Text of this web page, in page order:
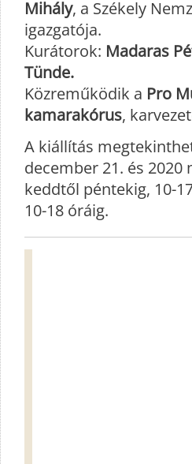
Mihály, a Székely
igazgatója.
Kurátorok: Madaras
Tünde.
Közreműködik a Pro
kamarakórus,
A kiállítás
december 21. és 2020
keddtől péntekig, 10-
10-18 óráig.